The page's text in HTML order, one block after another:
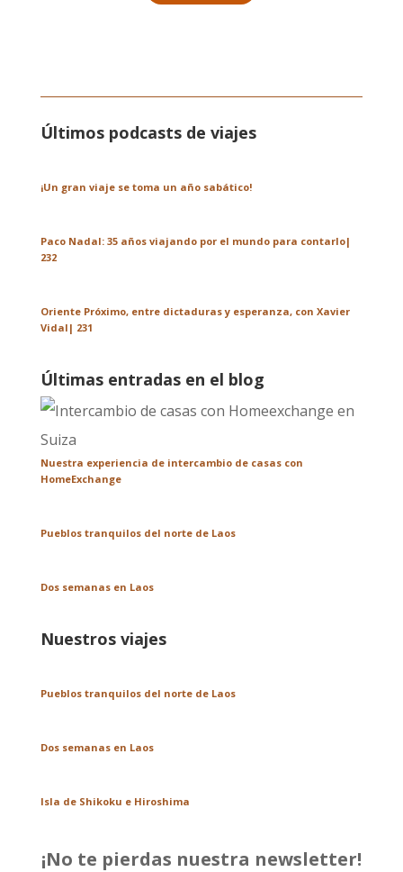
Últimos podcasts de viajes
¡Un gran viaje se toma un año sabático!
Paco Nadal: 35 años viajando por el mundo para contarlo|
232
Oriente Próximo, entre dictaduras y esperanza, con Xavier
Vidal| 231
Últimas entradas en el blog
Nuestra experiencia de intercambio de casas con
HomeExchange
Pueblos tranquilos del norte de Laos
Dos semanas en Laos
Nuestros viajes
Pueblos tranquilos del norte de Laos
Dos semanas en Laos
Isla de Shikoku e Hiroshima
¡No te pierdas nuestra newsletter!